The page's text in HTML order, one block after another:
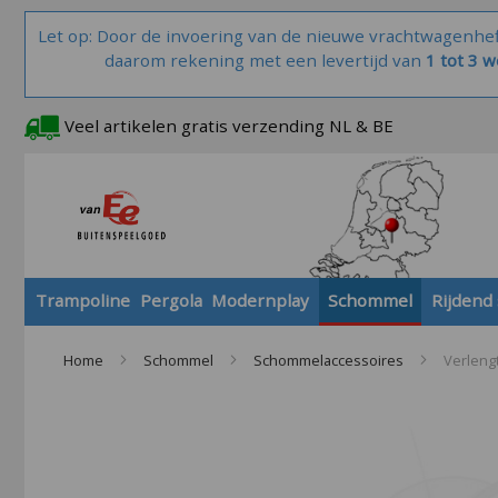
Let op: Door de invoering van de nieuwe
daarom rekening met een levertijd van 1 tot 3
Veel artikelen gratis verzending NL & BE
Trampoline Pergola Modernplay Schommel
Home Schommel Schommelaccessoires